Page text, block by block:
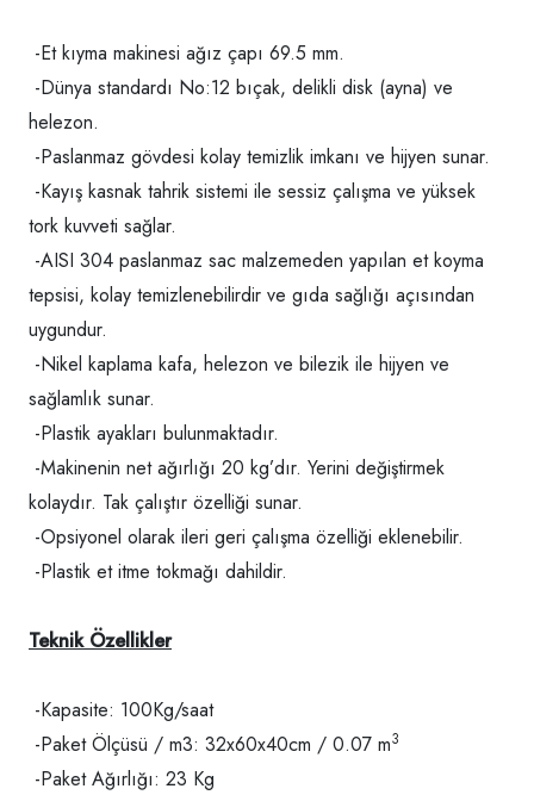
-Et kıyma makinesi ağız çapı 69.5 mm.
-Dünya standardı No:12 bıçak, delikli disk (ayna) ve
helezon.
-Paslanmaz gövdesi kolay temizlik imkanı ve hijyen sunar.
-Kayış kasnak tahrik sistemi ile sessiz çalışma ve yüksek
tork kuvveti sağlar.
-AISI 304 paslanmaz sac malzemeden yapılan et koyma
tepsisi, kolay temizlenebilirdir ve gıda sağlığı açısından
uygundur.
-Nikel kaplama kafa, helezon ve bilezik ile hijyen ve
sağlamlık sunar.
-Plastik ayakları bulunmaktadır.
-Makinenin net ağırlığı 20 kg’dır. Yerini değiştirmek
kolaydır. Tak çalıştır özelliği sunar.
-Opsiyonel olarak ileri geri çalışma özelliği eklenebilir.
-Plastik et itme tokmağı dahildir.
Teknik Özellikler
-Kapasite: 100Kg/saat
-Paket Ölçüsü / m3: 32x60x40cm / 0.07 m3
-Paket Ağırlığı: 23 Kg